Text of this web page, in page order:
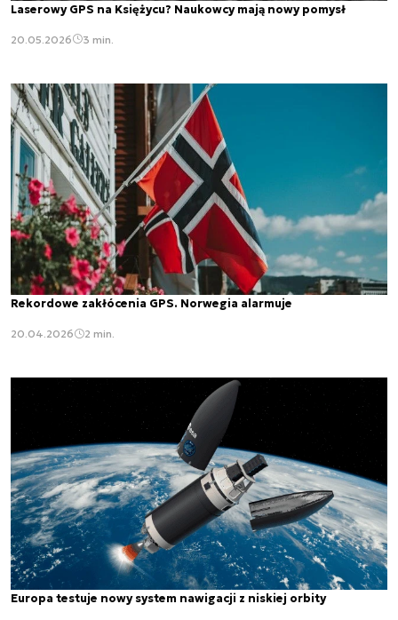
Laserowy GPS na Księżycu? Naukowcy mają nowy pomysł
20.05.2026 3 min.
Rekordowe zakłócenia GPS. Norwegia alarmuje
20.04.2026 2 min.
Europa testuje nowy system nawigacji z niskiej orbity